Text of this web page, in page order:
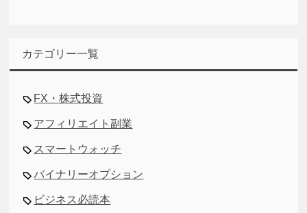
カテゴリー一覧
FX・株式投資
アフィリエイト副業
スマートウォッチ
バイナリーオプション
ビジネス必読本